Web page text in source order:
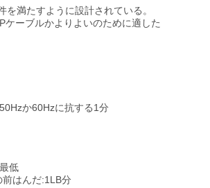
を満たすように設計されている。
ケーブルかよりよいのために適した
か60Hzに抗する1分
低
はんだ:1LB分